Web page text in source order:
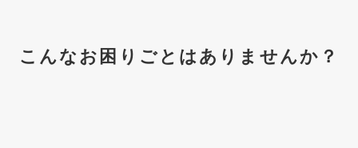
こんなお困りごとはありませんか？